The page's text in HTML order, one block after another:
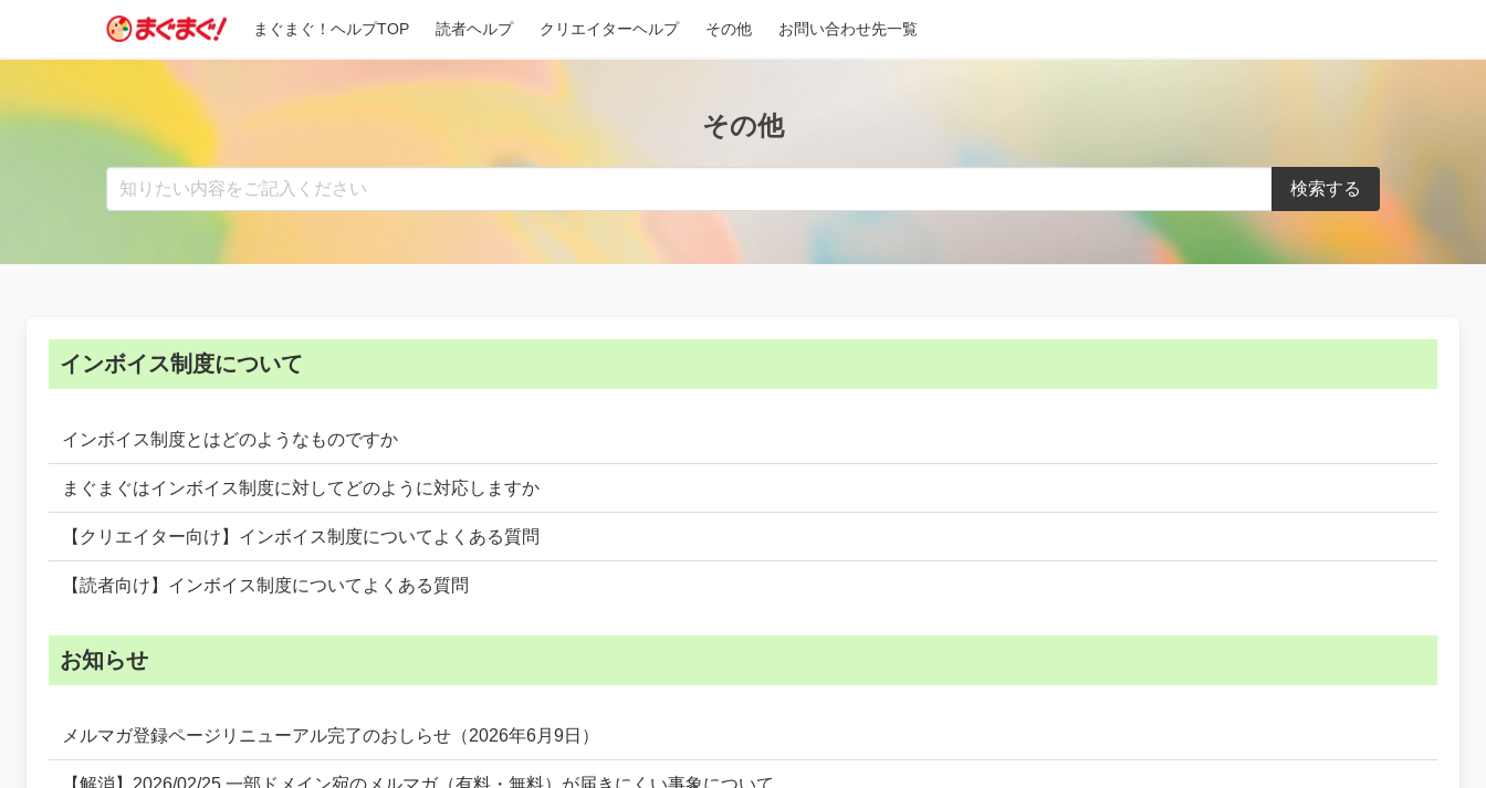
まぐまぐ！ヘルプTOP 読者ヘルプ クリエイターヘルプ その他 お問い合わせ先一覧
その他
インボイス制度について
インボイス制度とはどのようなものですか
まぐまぐはインボイス制度に対してどのように対応しますか
【クリエイター向け】インボイス制度についてよくある質問
【読者向け】インボイス制度についてよくある質問
お知らせ
メルマガ登録ページリニューアル完了のおしらせ（2026年6月9日）
【解消】2026/02/25 一部ドメイン宛のメルマガ（有料・無料）が届きにくい事象について